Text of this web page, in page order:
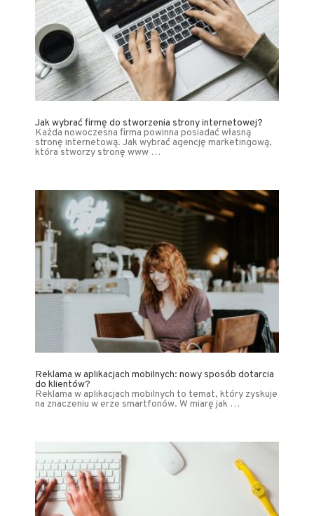
Jak wybrać firmę do stworzenia strony internetowej?
Każda nowoczesna firma powinna posiadać własną
stronę internetową. Jak wybrać agencję marketingową,
która stworzy stronę www …
Reklama w aplikacjach mobilnych: nowy sposób dotarcia
do klientów?
Reklama w aplikacjach mobilnych to temat, który zyskuje
na znaczeniu w erze smartfonów. W miarę jak …